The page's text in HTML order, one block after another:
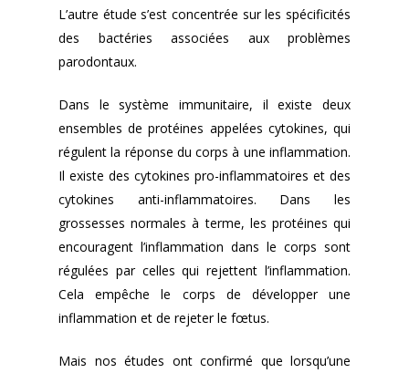
L’autre étude s’est concentrée sur les spécificités
des bactéries associées aux problèmes
parodontaux.
Dans le système immunitaire, il existe deux
ensembles de protéines appelées cytokines, qui
régulent la réponse du corps à une inflammation.
Il existe des cytokines pro-inflammatoires et des
cytokines anti-inflammatoires. Dans les
grossesses normales à terme, les protéines qui
encouragent l’inflammation dans le corps sont
régulées par celles qui rejettent l’inflammation.
Cela empêche le corps de développer une
inflammation et de rejeter le fœtus.
Mais nos études ont confirmé que lorsqu’une